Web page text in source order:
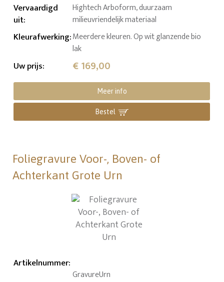
Vervaardigd
uit:
Hightech Arboform, duurzaam
milieuvriendelijk materiaal
Kleurafwerking:Meerdere kleuren. Op wit glanzende bio
lak
Uw prijs: € 169,00
Meer info
Bestel
Foliegravure Voor-, Boven- of
Achterkant Grote Urn
Artikelnummer:
GravureUrn